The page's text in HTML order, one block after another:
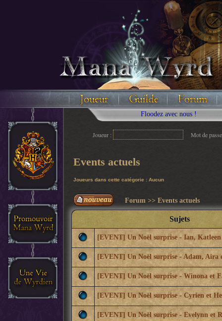
Floodez avec nous !
Joueur : Mot de
Events actuels
Joueurs dans cette catégorie : Aucun
Forum >> Events actuels
Sujets
[EVENT] Un Noël surprise - Ian,
[EVENT] Un Noël surprise - Adam, Aira
[EVENT] Un Noël surprise - Winona et
[EVENT] Un Noël surprise - Cyrien et
[EVENT] Un Noël surprise - Evelynn et